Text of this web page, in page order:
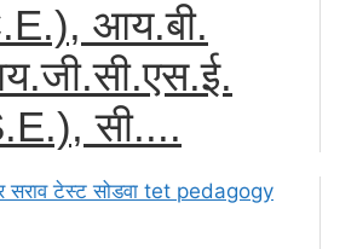
आय.बी.
सी....